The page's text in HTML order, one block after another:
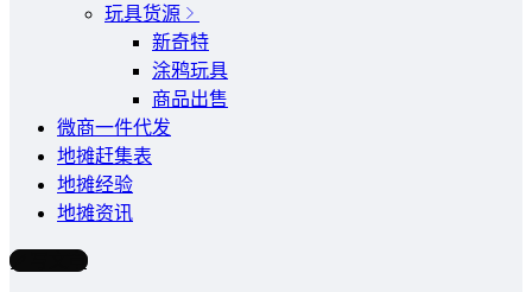
玩具货源
新奇特
涂鸦玩具
商品出售
微商一件代发
地摊赶集表
地摊经验
地摊资讯
写文章